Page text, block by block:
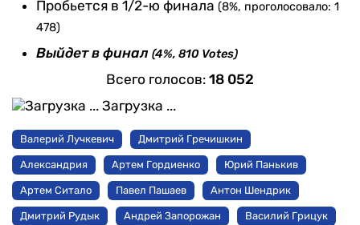
Пробьется в 1/2-ю финала (8%, проголосовало: 1
478)
Выйдет в финал (4%, 810 Votes)
Всего голосов: 18 052
Загрузка ...
Валерий Лучкевич Дмитрий Гречишкин
Александрия Артем Гордиенко Юрий Панькив
Артем Ситало Павел Пашаев Антон Шендрик
Дмитрий Рудык Андрей Запорожан Василий Грицук